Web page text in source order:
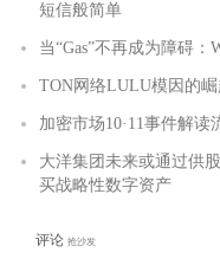
短信般简单
当“Gas”不再成为障碍：
TON网络LULU模因的崛
加密市场10·11事件解
大洋集团未来或通过供
买战略性数字资产
评论 抢沙发